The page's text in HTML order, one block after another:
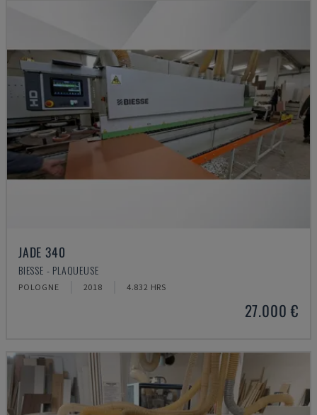
JADE 340
BIESSE - PLAQUEUSE
POLOGNE 2018 4.832 HRS
27.000 €